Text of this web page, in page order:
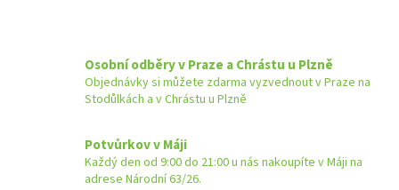
Osobní odběry v Praze a Chrástu u Plzně
Objednávky si můžete zdarma vyzvednout v Praze na
Stodůlkách a v Chrástu u Plzně
Potvůrkov v Máji
Každý den od 9:00 do 21:00 u nás nakoupíte v Máji na
adrese Národní 63/26.